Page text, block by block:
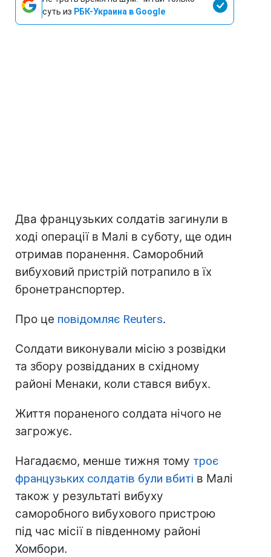
суть из РБК-Украина в Google
Два французьких солдатів загинули в
ході операції в Малі в суботу, ще один
отримав поранення. Саморобний
вибуховий пристрій потрапило в їх
бронетранспортер.
Про це повідомляє Reuters.
Солдати виконували місію з розвідки
та збору розвідданих в східному
районі Менаки, коли стався вибух.
Життя пораненого солдата нічого не
загрожує.
Нагадаємо, менше тижня тому троє
французьких солдатів були вбиті в Малі
також у результаті вибуху
саморобного вибухового пристрою
під час місії в південному районі
Хомбори.